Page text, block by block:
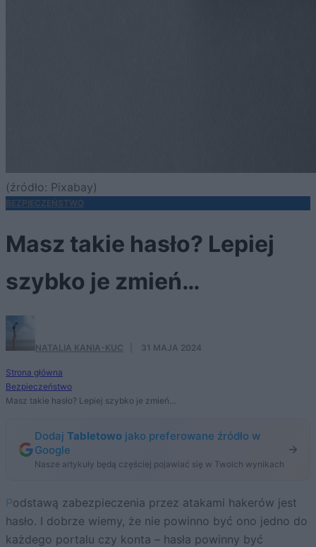
(źródło: Pixabay)
BEZPIECZEŃSTWO
Masz takie hasło? Lepiej
szybko je zmień…
NATALIA KANIA-KUC 31 MAJA 2024
Strona główna
Bezpieczeństwo
Masz takie hasło? Lepiej szybko je zmień…
Dodaj Tabletowo jako preferowane źródło w
Google
Nasze artykuły będą częściej pojawiać się w Twoich wynikach
Podstawą zabezpieczenia przez atakami hakerów jest
hasło. I dobrze wiemy, że nie powinno być ono jedno do
każdego portalu czy konta – hasła powinny być